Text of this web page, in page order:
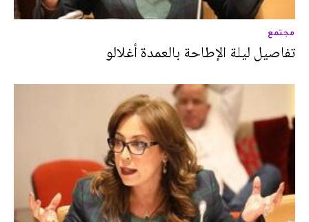
مجتمع
تفاصيل ليلة الإطاحة بالعمدة أغلالو